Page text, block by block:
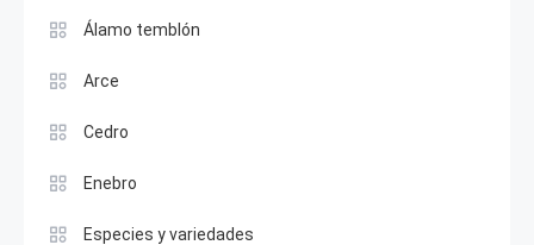
Álamo temblón
Arce
Cedro
Enebro
Especies y variedades